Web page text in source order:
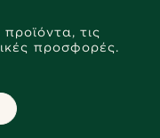
τις
προσφορές.